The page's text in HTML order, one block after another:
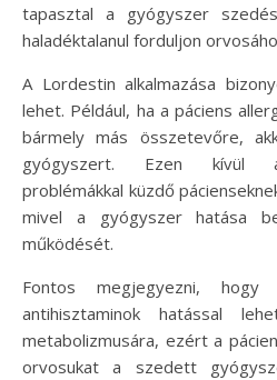
tapasztal a gyógyszer
haladéktalanul forduljon
A Lordestin alkalmazása
lehet. Például, ha a páciens
bármely más összetevőre,
gyógyszert. Ezen kívül a
problémákkal küzdő
mivel a gyógyszer hatása
működését.
Fontos megjegyezni,
antihisztaminok hatással
metabolizmusára, ezért a
orvosukat a szedett